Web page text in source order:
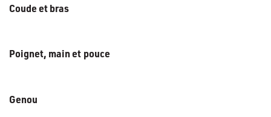
Coude et bras
Poignet, main et pouce
Genou